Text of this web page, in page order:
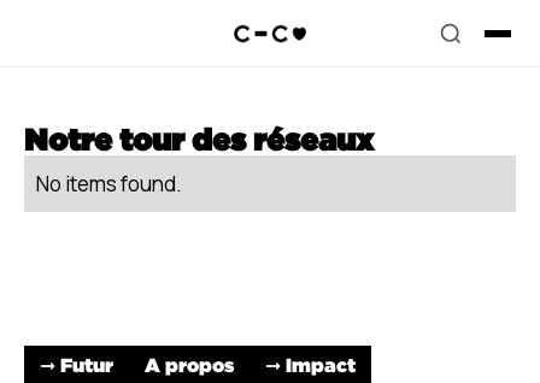
Notre tour des réseaux
No items found.
➞ Futur A propos
➞ Impact